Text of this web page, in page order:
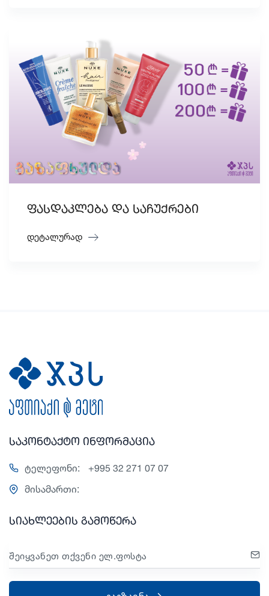
ფასდაკლება და საჩუქრები
დეტალურად
საკონტაქტო ინფორმაცია
ტელეფონი:
+995 32 271 07 07
მისამართი:
სიახლეების გამოწერა
შეიყვანეთ თქვენი ელ.ფოსტა